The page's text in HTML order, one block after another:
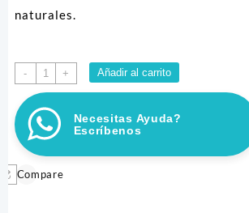
naturales.
-
JABON
CAN
AMOR
ARBOL
DE
TÉ
90GR
+ Añadir al carrito
Necesitas Ayuda?
Escríbenos
Compare